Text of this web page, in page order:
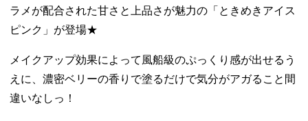
ラメが配合された甘さと上品さが魅力の「ときめきアイス
ピンク」が登場★
メイクアップ効果によって風船級のぷっくり感が出せるう
えに、濃密ベリーの香りで塗るだけで気分がアガること間
違いなしっ！